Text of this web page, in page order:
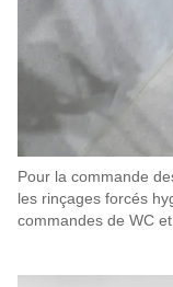
Pour la commande
les rinçages forcés
commandes de WC